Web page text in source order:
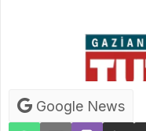
Google News